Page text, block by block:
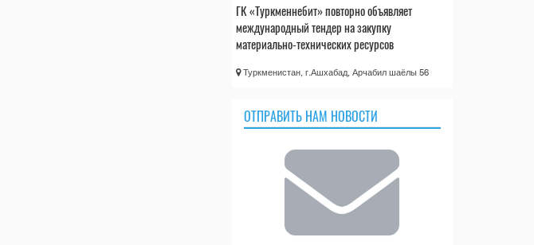
ГК «Туркменнебит» повторно объявляет
международный тендер на закупку
материально-технических ресурсов
Туркменистан, г.Ашхабад, Арчабил шаёлы 56
ОТПРАВИТЬ НАМ НОВОСТИ